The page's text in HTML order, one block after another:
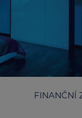
FINANČNÍ